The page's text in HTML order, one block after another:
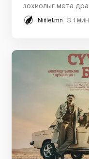
зохиолыг мета
Niitlel.mn 1